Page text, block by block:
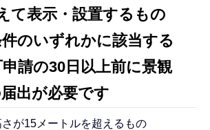
て表示・設置するもの
のいずれかに該当する
請の30日以上前に景観
出が必要です
が15メートルを超えるもの